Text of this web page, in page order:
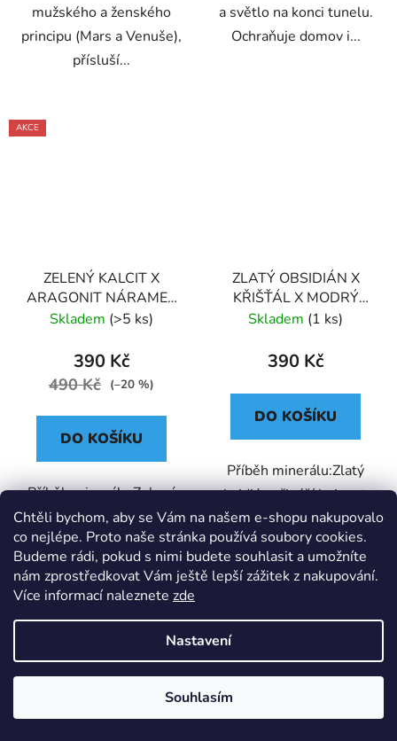
Chtěli bychom, aby se Vám na našem e-shopu nakupovalo
co nejlépe. Proto naše stránka používá soubory cookies.
Budeme rádi, pokud s nimi budete souhlasit a umožníte
nám zprostředkovat Vám ještě lepší zážitek z nakupování.
Více informací naleznete zde
Nastavení
Souhlasím
mužského a ženského
principu (Mars a Venuše),
přísluší...
a světlo na konci tunelu.
Ochraňuje domov i...
AKCE
ZELENÝ KALCIT X
ARAGONIT NÁRAMEK
KORÁLKOVÝ S
Skladem (>5 ks)
390 Kč
490 Kč (–20 %)
DO KOŠÍKU
Příběh minerálu:Zelený
kalcit zklidňuje
hyperaktivní děti a
pomáhá těm, kdo se
špatně soustřeďují na
ZLATÝ OBSIDIÁN X
KŘIŠŤÁL X MODRÝ
CHALCEDON
DEKORACÍ (UNISEX)6
Skladem (1 ks)
390 Kč
DO KOŠÍKU
Příběh minerálu:Zlatý
obsidián přináší hojnost a
prosperitu na všech
úrovních. Uzemňuje a
pomáhá lidem, kteří se...